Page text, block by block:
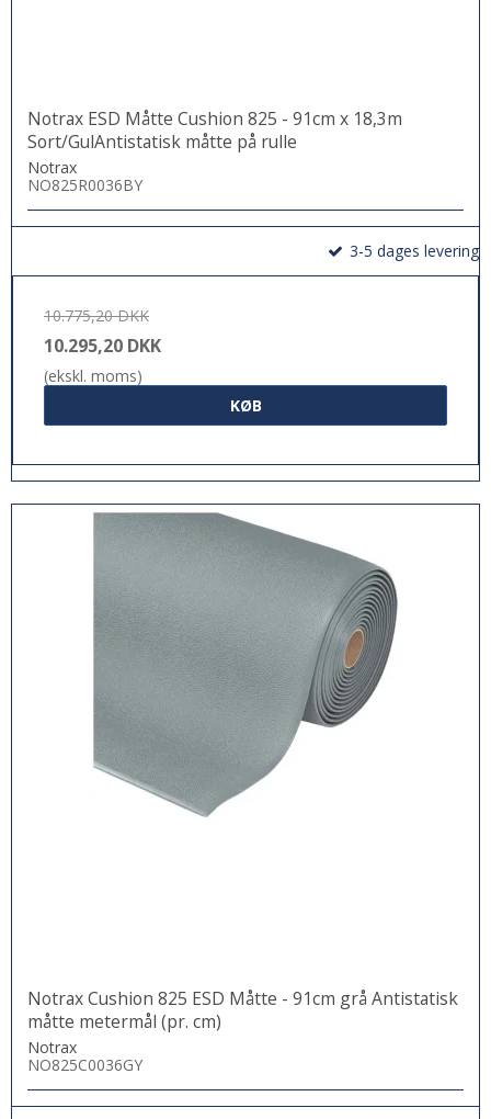
Notrax ESD Måtte Cushion 825 - 91cm x 18,3m
Sort/GulAntistatisk måtte på rulle
Notrax
NO825R0036BY
3-5 dages levering
10.775,20 DKK
10.295,20 DKK
(ekskl. moms)
KØB
Notrax Cushion 825 ESD Måtte - 91cm grå Antistatisk
måtte metermål (pr. cm)
Notrax
NO825C0036GY